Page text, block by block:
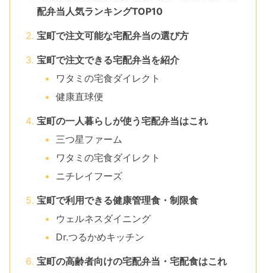
配弁当人気ランキングTOP10
宝町で注文可能な宅配弁当の選び方
宝町で注文できる宅配弁当を紹介
ワタミの宅食ダイレクト
健康直球便
宝町の一人暮らしが使う宅配弁当はこれ
三つ星ファーム
ワタミの宅食ダイレクト
ニチレイフーズ
宝町で利用できる健康管理食・制限食
ウェルネスダイニング
Dr.つるかめキッチン
宝町の高齢者向けの宅配弁当・宅配食はこれ